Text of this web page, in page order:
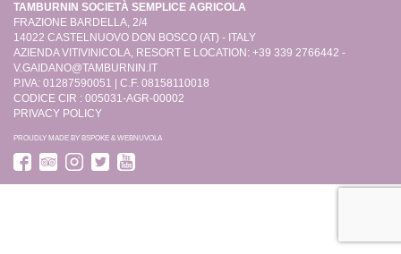
TAMBURNIN SOCIETÀ SEMPLICE AGRICOLA
FRAZIONE BARDELLA, 2/4
14022 CASTELNUOVO DON BOSCO (AT) - ITALY
AZIENDA VITIVINICOLA, RESORT E LOCATION: +39 339 2766442 -
V.GAIDANO@TAMBURNIN.IT
P.IVA: 01287590051 | C.F. 08158110018
CODICE CIR : 005031-AGR-00002
PRIVACY POLICY
PROUDLY MADE BY BSPOKE & WEBNUVOLA